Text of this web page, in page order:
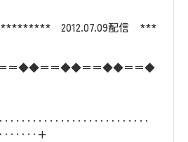
2012.07.09配信 ***
＝＝◆◆＝＝◆◆＝＝◆